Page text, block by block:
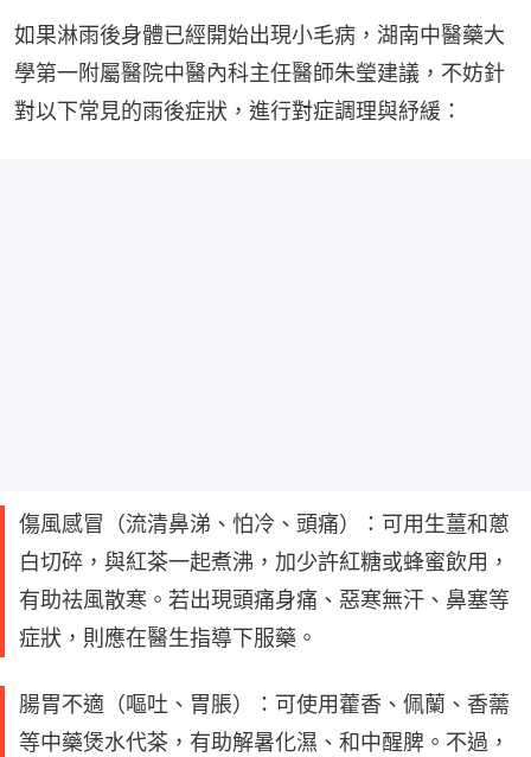
如果淋雨後身體已經開始出現小毛病，湖南中醫藥大
學第一附屬醫院中醫內科主任醫師朱瑩建議，不妨針
對以下常見的雨後症狀，進行對症調理與紓緩：
傷風感冒（流清鼻涕、怕冷、頭痛）：可用生薑和蔥
白切碎，與紅茶一起煮沸，加少許紅糖或蜂蜜飲用，
有助祛風散寒。若出現頭痛身痛、惡寒無汗、鼻塞等
症狀，則應在醫生指導下服藥。
腸胃不適（嘔吐、胃脹）：可使用藿香、佩蘭、香薷
等中藥煲水代茶，有助解暑化濕、和中醒脾。不過，